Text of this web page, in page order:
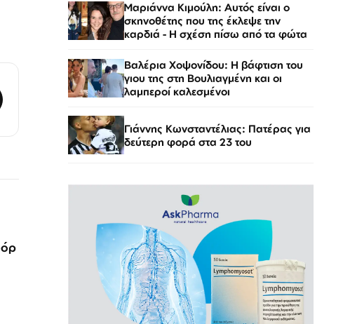
Μαριάννα Κιμούλη: Αυτός είναι ο
σκηνοθέτης που της έκλεψε την
καρδιά - Η σχέση πίσω από τα φώτα
Βαλέρια Χοψονίδου: Η βάφτιση του
γιου της στη Βουλιαγμένη και οι
λαμπεροί καλεσμένοι
Γιάννης Κωνσταντέλιας: Πατέρας για
δεύτερη φορά στα 23 του